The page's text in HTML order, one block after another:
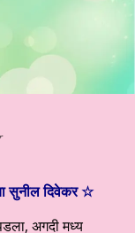
सुनील दिवेकर ☆
अगदी मध्य